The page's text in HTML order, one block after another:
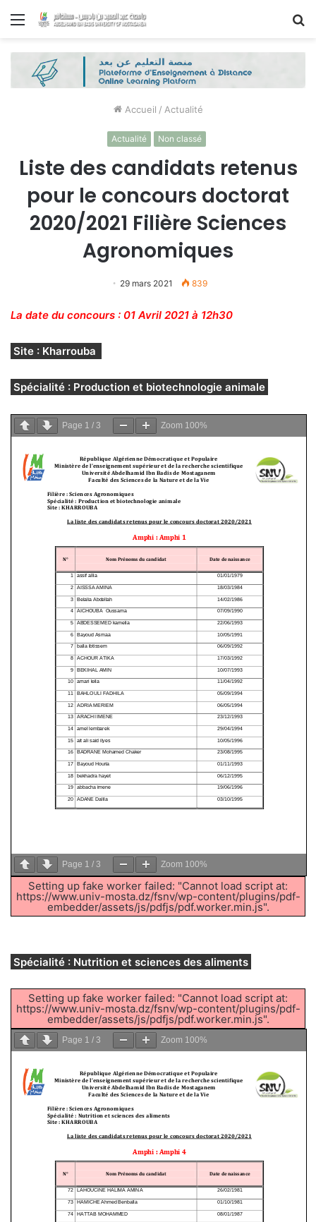
Menu
Accueil / Actualité
Actualité Non classé
Liste des candidats retenus
pour le concours doctorat
2020/2021 Filière Sciences
Agronomiques
29 mars 2021 839
La date du concours : 01 Avril 2021 à 12h30
Site : Kharrouba
Spécialité : Production et biotechnologie animale
Page 1 / 3 Zoom 100%
Page 1 / 3 Zoom 100%
Setting up fake worker failed: "Cannot load script at:
https://www.univ-mosta.dz/fsnv/wp-content/plugins/pdf-
embedder/assets/js/pdfjs/pdf.worker.min.js".
Spécialité : Nutrition et sciences des aliments
Setting up fake worker failed: "Cannot load script at:
https://www.univ-mosta.dz/fsnv/wp-content/plugins/pdf-
embedder/assets/js/pdfjs/pdf.worker.min.js".
Page 1 / 3 Zoom 100%